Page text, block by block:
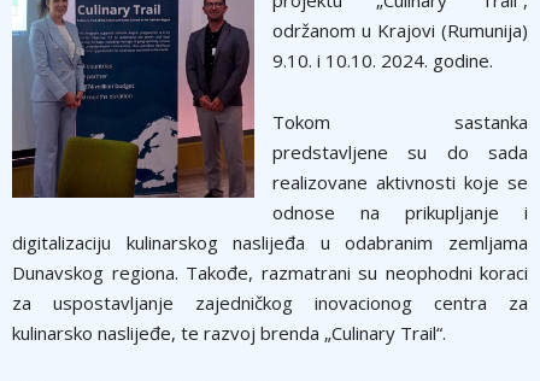
održanom u Krajovi (Rumunija)
9.10. i 10.10. 2024. godine.
Tokom sastanka
predstavljene su do sada
realizovane aktivnosti koje se
odnose na prikupljanje i
digitalizaciju kulinarskog naslijeđa u odabranim zemljama
Dunavskog regiona. Takođe, razmatrani su neophodni koraci
za uspostavljanje zajedničkog inovacionog centra za
kulinarsko naslijeđe, te razvoj brenda „Culinary Trail“.